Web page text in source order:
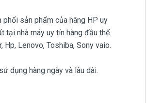
sản phẩm của hãng HP uy
nhà máy uy tín hàng đầu thế
Lenovo, Toshiba, Sony vaio.
dụng hàng ngày và lâu dài.